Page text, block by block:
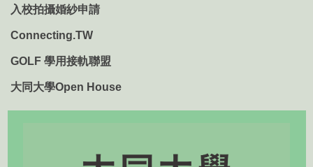
入校拍攝婚紗申請
Connecting.TW
GOLF 學用接軌聯盟
大同大學Open House